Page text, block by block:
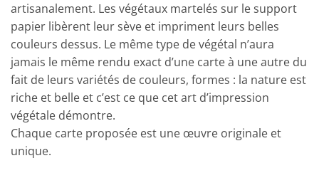
artisanalement. Les végétaux martelés sur le support
papier libèrent leur sève et impriment leurs belles
couleurs dessus. Le même type de végétal n’aura
jamais le même rendu exact d’une carte à une autre du
fait de leurs variétés de couleurs, formes : la nature est
riche et belle et c’est ce que cet art d’impression
végétale démontre.
Chaque carte proposée est une œuvre originale et
unique.